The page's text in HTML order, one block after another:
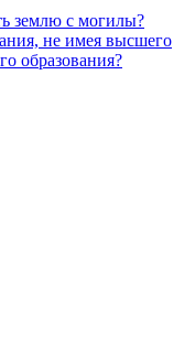
землю с могилы?
не имея высшего
образования?